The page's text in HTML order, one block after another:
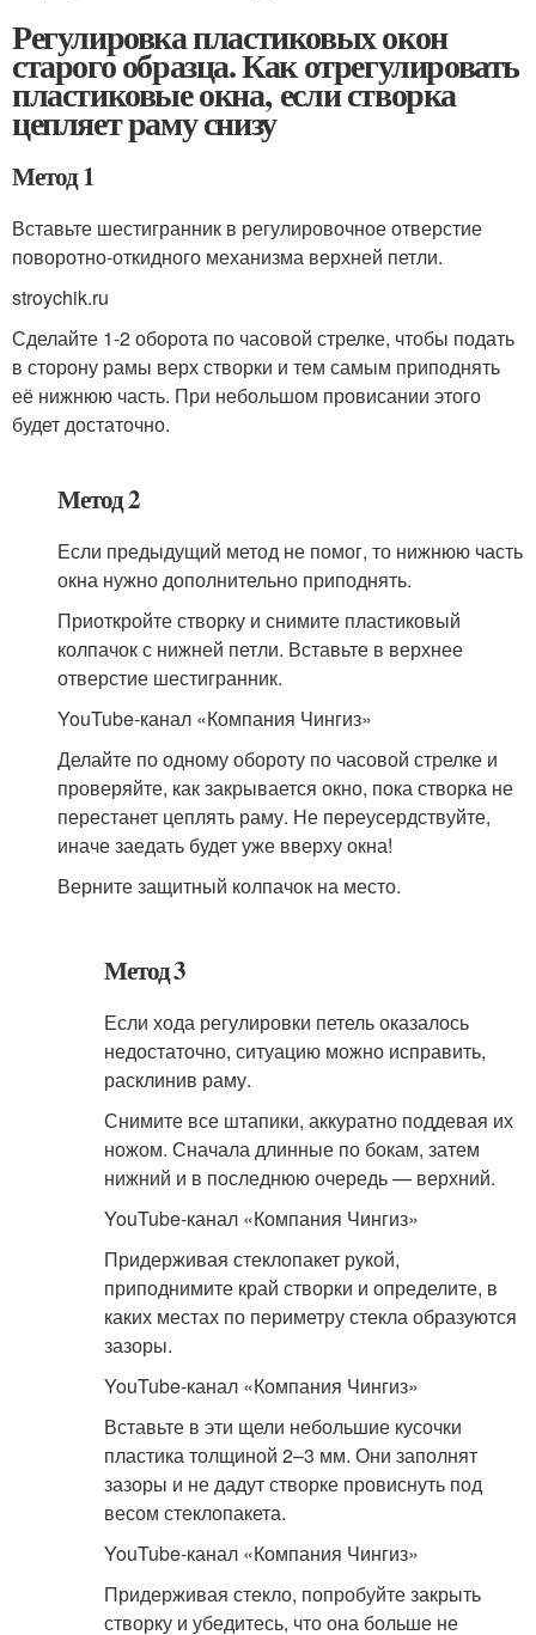
Регулировка пластиковых окон
старого образца. Как отрегулировать
пластиковые окна, если створка
цепляет раму снизу
Метод 1
Вставьте шестигранник в регулировочное отверстие
поворотно-откидного механизма верхней петли.
stroychik.ru
Сделайте 1-2 оборота по часовой стрелке, чтобы подать
в сторону рамы верх створки и тем самым приподнять
её нижнюю часть. При небольшом провисании этого
будет достаточно.
Метод 2
Если предыдущий метод не помог, то нижнюю часть
окна нужно дополнительно приподнять.
Приоткройте створку и снимите пластиковый
колпачок с нижней петли. Вставьте в верхнее
отверстие шестигранник.
YouTube-канал «Компания Чингиз»
Делайте по одному обороту по часовой стрелке и
проверяйте, как закрывается окно, пока створка не
перестанет цеплять раму. Не переусердствуйте,
иначе заедать будет уже вверху окна!
Верните защитный колпачок на место.
Метод 3
Если хода регулировки петель оказалось
недостаточно, ситуацию можно исправить,
расклинив раму.
Снимите все штапики, аккуратно поддевая их
ножом. Сначала длинные по бокам, затем
нижний и в последнюю очередь — верхний.
YouTube-канал «Компания Чингиз»
Придерживая стеклопакет рукой,
приподнимите край створки и определите, в
каких местах по периметру стекла образуются
зазоры.
YouTube-канал «Компания Чингиз»
Вставьте в эти щели небольшие кусочки
пластика толщиной 2–3 мм. Они заполнят
зазоры и не дадут створке провиснуть под
весом стеклопакета.
YouTube-канал «Компания Чингиз»
Придерживая стекло, попробуйте закрыть
створку и убедитесь, что она больше не